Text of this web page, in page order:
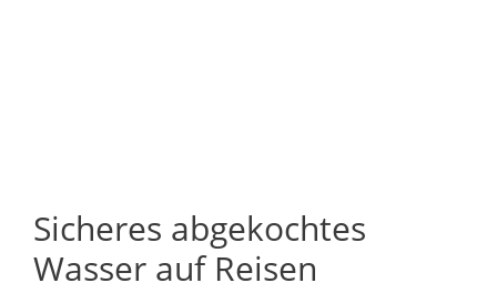
Sicheres abgekochtes
Wasser auf Reisen